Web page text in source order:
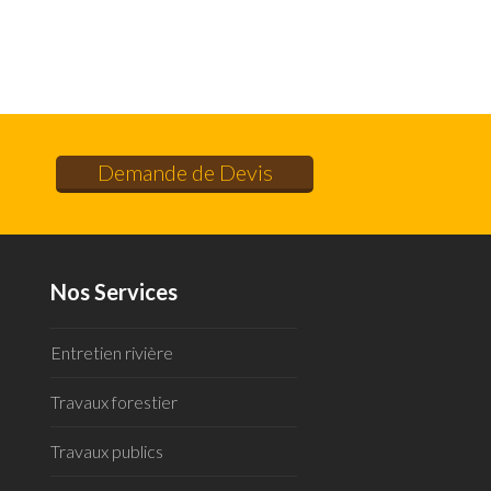
Demande de Devis
Nos Services
Entretien rivière
Travaux forestier
Travaux publics